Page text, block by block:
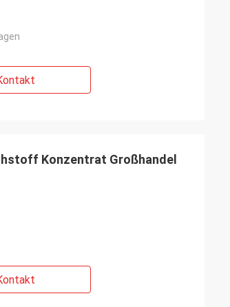
Konzentrat Großhandel